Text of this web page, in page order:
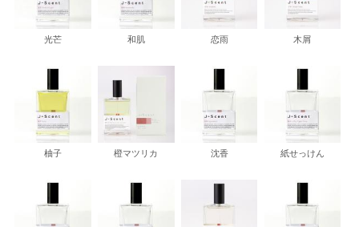
光芒 和肌 恋雨 木屑
柚子 橙マツリカ 沈香 紙せっけん